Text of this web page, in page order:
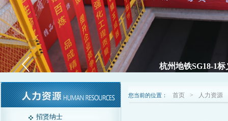
杭州地铁SG18-1
招贤纳士
您当前的位置： 首页 > 人力资源